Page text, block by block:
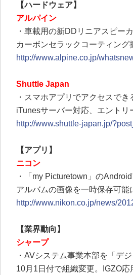
【ハードウェア】
アルパイン
・車載用の新DDリニアスピー
カーボンセラックコーティン
http://www.alpine.co.jp/
Shuttle Japan
・スマホアプリでアクセスで
iTunesサーバー対応、エント
http://www.shuttle-japan.jp/
【アプリ】
ニコン
・「my Picturetown」の
アルバムの画像を一時保存可
http://www.nikon.co.jp/news/
【業界動向】
シャープ
・AVシステム事業本部を「デ
10月1日付で組織変更。IGZO応